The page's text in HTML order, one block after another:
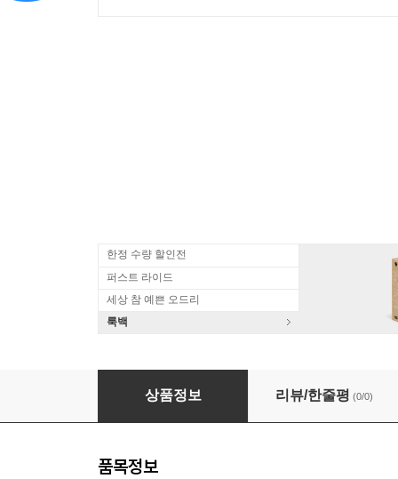
한정 수량 할인전
퍼스트 라이드
세상 참 예쁜 오드리
룩백
Reinoud Van Mechelen 모차르트: 콘서트 아
상품정보 리뷰/한줄평 (0/0)
품목정보